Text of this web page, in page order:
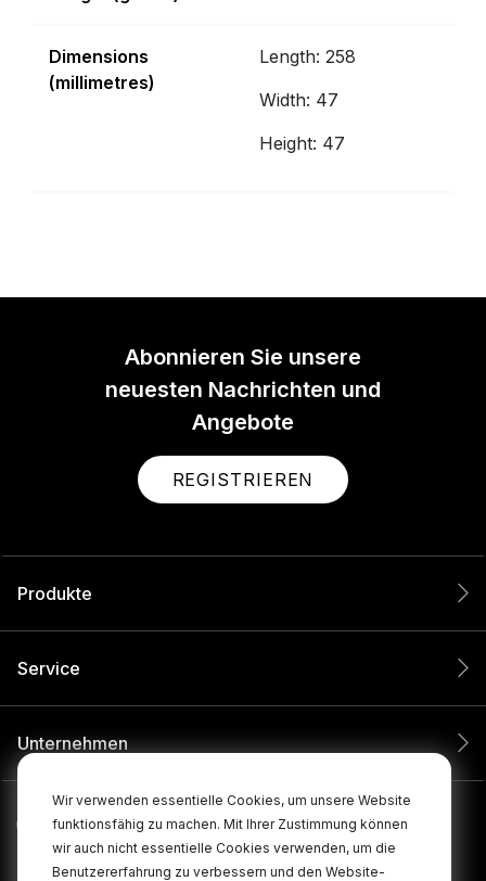
Wir verwenden essentielle Cookies, um unsere Website
funktionsfähig zu machen. Mit Ihrer Zustimmung können
wir auch nicht essentielle Cookies verwenden, um die
Benutzererfahrung zu verbessern und den Website-
Dimensions
(millimetres)
Length: 258
Width: 47
Height: 47
Abonnieren Sie unsere
neuesten Nachrichten und
Angebote
REGISTRIEREN
Produkte
Service
Unternehmen